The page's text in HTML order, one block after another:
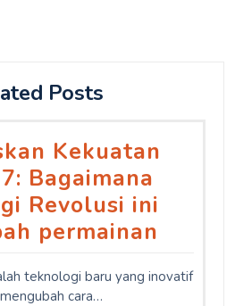
Posts
Kekuatan
Bagaimana
Revolusi ini
permainan
teknologi baru yang inovatif
cara…